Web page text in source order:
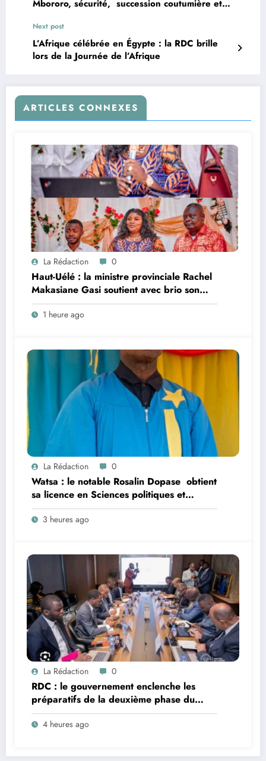
Mbororo, sécurité, succession coutumière et
Conseil des ministres
Next post
L’Afrique célébrée en Égypte : la RDC brille
lors de la Journée de l’Afrique
ARTICLES CONNEXES
La Rédaction 0
Haut-Uélé : la ministre provinciale Rachel
Makasiane Gasi soutient avec brio son
mémoire sur la persistance du paludisme
dans la zone de santé urbano-rurale
1 heure ago
La Rédaction 0
Watsa : le notable Rosalin Dopase obtient
sa licence en Sciences politiques et
administratives à l’Université CEPROMAD
(UNIC)
3 heures ago
La Rédaction 0
RDC : le gouvernement enclenche les
préparatifs de la deuxième phase du
PDL-145 Territoires après une réunion
stratégique présidée par le ministre
4 heures ago